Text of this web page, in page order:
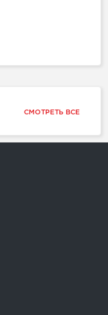
СМОТРЕТЬ ВСЕ